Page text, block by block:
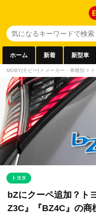
ホーム 新着 新型車
MOBY[モビー] > メーカー・車種別 >
トヨタ
bZにクーペ追加？ト
Z3C』『BZ4C』の商